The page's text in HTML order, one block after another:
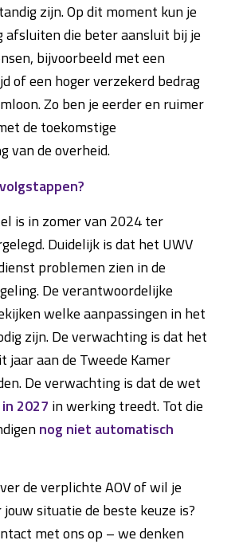
zijn. Op dit moment kun je
afsluiten die beter aansluit bij je
bijvoorbeeld met een
of een hoger verzekerd bedrag
Zo ben je eerder en ruimer
de toekomstige
van de overheid.
is in zomer van 2024 ter
Duidelijk is dat het UWV
problemen zien in de
De verantwoordelijke
welke aanpassingen in het
zijn. De verwachting is dat het
aan de Tweede Kamer
De verwachting is dat de wet
2027 in werking treedt. Tot die
nog niet automatisch
de verplichte AOV of wil je
situatie de beste keuze is?
met ons op – we denken